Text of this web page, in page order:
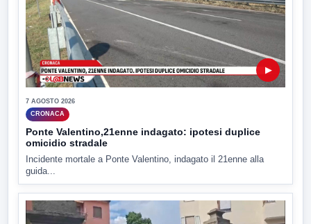
▶
7 AGOSTO 2026
CRONACA
Ponte Valentino,21enne indagato: ipotesi duplice
omicidio stradale
Incidente mortale a Ponte Valentino, indagato il 21enne alla
guida...